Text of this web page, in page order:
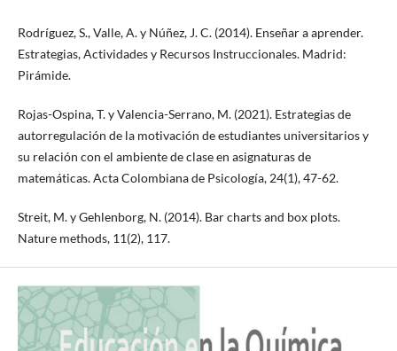
Rodríguez, S., Valle, A. y Núñez, J. C. (2014). Enseñar a aprender.
Estrategias, Actividades y Recursos Instruccionales. Madrid:
Pirámide.
Rojas-Ospina, T. y Valencia-Serrano, M. (2021). Estrategias de
autorregulación de la motivación de estudiantes universitarios y
su relación con el ambiente de clase en asignaturas de
matemáticas. Acta Colombiana de Psicología, 24(1), 47-62.
Streit, M. y Gehlenborg, N. (2014). Bar charts and box plots.
Nature methods, 11(2), 117.